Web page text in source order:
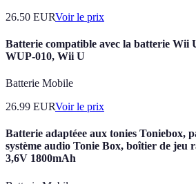
26.50 EURVoir le prix
Batterie compatible avec la batterie Wii
WUP-010, Wii U
Batterie Mobile
26.99 EURVoir le prix
Batterie adaptéee aux tonies Toniebox,
système audio Tonie Box, boîtier de jeu
3,6V 1800mAh